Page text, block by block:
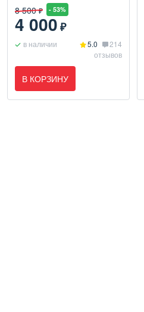
8 500 ₽ - 53%
4 000₽
в наличии 5.0
214
отзывов
В КОРЗИНУ